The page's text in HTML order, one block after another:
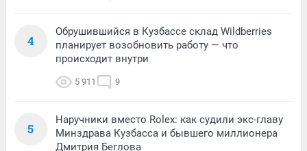
4
Обрушившийся в Кузбассе склад Wildberries
планирует возобновить работу — что
происходит внутри
5 911 9
5
Наручники вместо Rolex: как судили экс-главу
Минздрава Кузбасса и бывшего миллионера
Дмитрия Беглова